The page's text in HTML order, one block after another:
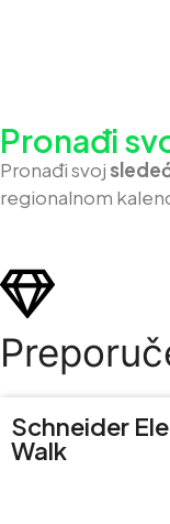
Pronađi
Pronađi svoj
regionalnom
Schneider
Walk